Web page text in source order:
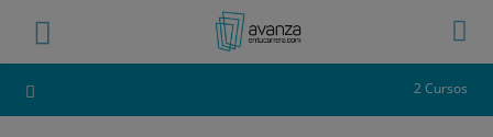
2 Cursos